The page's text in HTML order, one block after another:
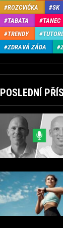
ROZCVIČKA
SK
TABATA
TANEC
TRENDY
ZDRAVÁ ZÁDA
POSLEDNÍ